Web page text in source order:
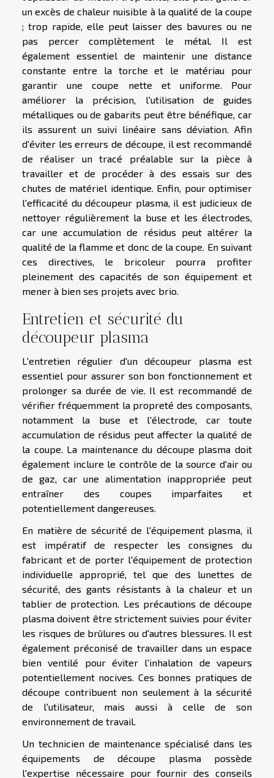
un excès de chaleur nuisible à la qualité de la coupe
; trop rapide, elle peut laisser des bavures ou ne
pas percer complètement le métal. Il est
également essentiel de maintenir une distance
constante entre la torche et le matériau pour
garantir une coupe nette et uniforme. Pour
améliorer la précision, l'utilisation de guides
métalliques ou de gabarits peut être bénéfique, car
ils assurent un suivi linéaire sans déviation. Afin
d'éviter les erreurs de découpe, il est recommandé
de réaliser un tracé préalable sur la pièce à
travailler et de procéder à des essais sur des
chutes de matériel identique. Enfin, pour optimiser
l'efficacité du découpeur plasma, il est judicieux de
nettoyer régulièrement la buse et les électrodes,
car une accumulation de résidus peut altérer la
qualité de la flamme et donc de la coupe. En suivant
ces directives, le bricoleur pourra profiter
pleinement des capacités de son équipement et
mener à bien ses projets avec brio.
Entretien et sécurité du
découpeur plasma
L'entretien régulier d'un découpeur plasma est
essentiel pour assurer son bon fonctionnement et
prolonger sa durée de vie. Il est recommandé de
vérifier fréquemment la propreté des composants,
notamment la buse et l'électrode, car toute
accumulation de résidus peut affecter la qualité de
la coupe. La maintenance du découpe plasma doit
également inclure le contrôle de la source d'air ou
de gaz, car une alimentation inappropriée peut
entraîner des coupes imparfaites et
potentiellement dangereuses.
En matière de sécurité de l'équipement plasma, il
est impératif de respecter les consignes du
fabricant et de porter l'équipement de protection
individuelle approprié, tel que des lunettes de
sécurité, des gants résistants à la chaleur et un
tablier de protection. Les précautions de découpe
plasma doivent être strictement suivies pour éviter
les risques de brûlures ou d'autres blessures. Il est
également préconisé de travailler dans un espace
bien ventilé pour éviter l'inhalation de vapeurs
potentiellement nocives. Ces bonnes pratiques de
découpe contribuent non seulement à la sécurité
de l'utilisateur, mais aussi à celle de son
environnement de travail.
Un technicien de maintenance spécialisé dans les
équipements de découpe plasma possède
l'expertise nécessaire pour fournir des conseils